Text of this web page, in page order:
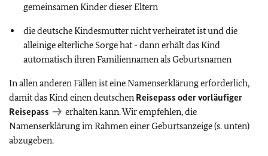
gemeinsamen Kinder dieser Eltern
die deutsche Kindesmutter nicht verheiratet ist und die
alleinige elterliche Sorge hat - dann erhält das Kind
automatisch ihren Familiennamen als Geburtsnamen
In allen anderen Fällen ist eine Namenserklärung erforderlich,
damit das Kind einen deutschen Reisepass oder vorläufiger
Reisepass
erhalten kann. Wir empfehlen, die
Namenserklärung im Rahmen einer Geburtsanzeige (s. unten)
abzugeben.